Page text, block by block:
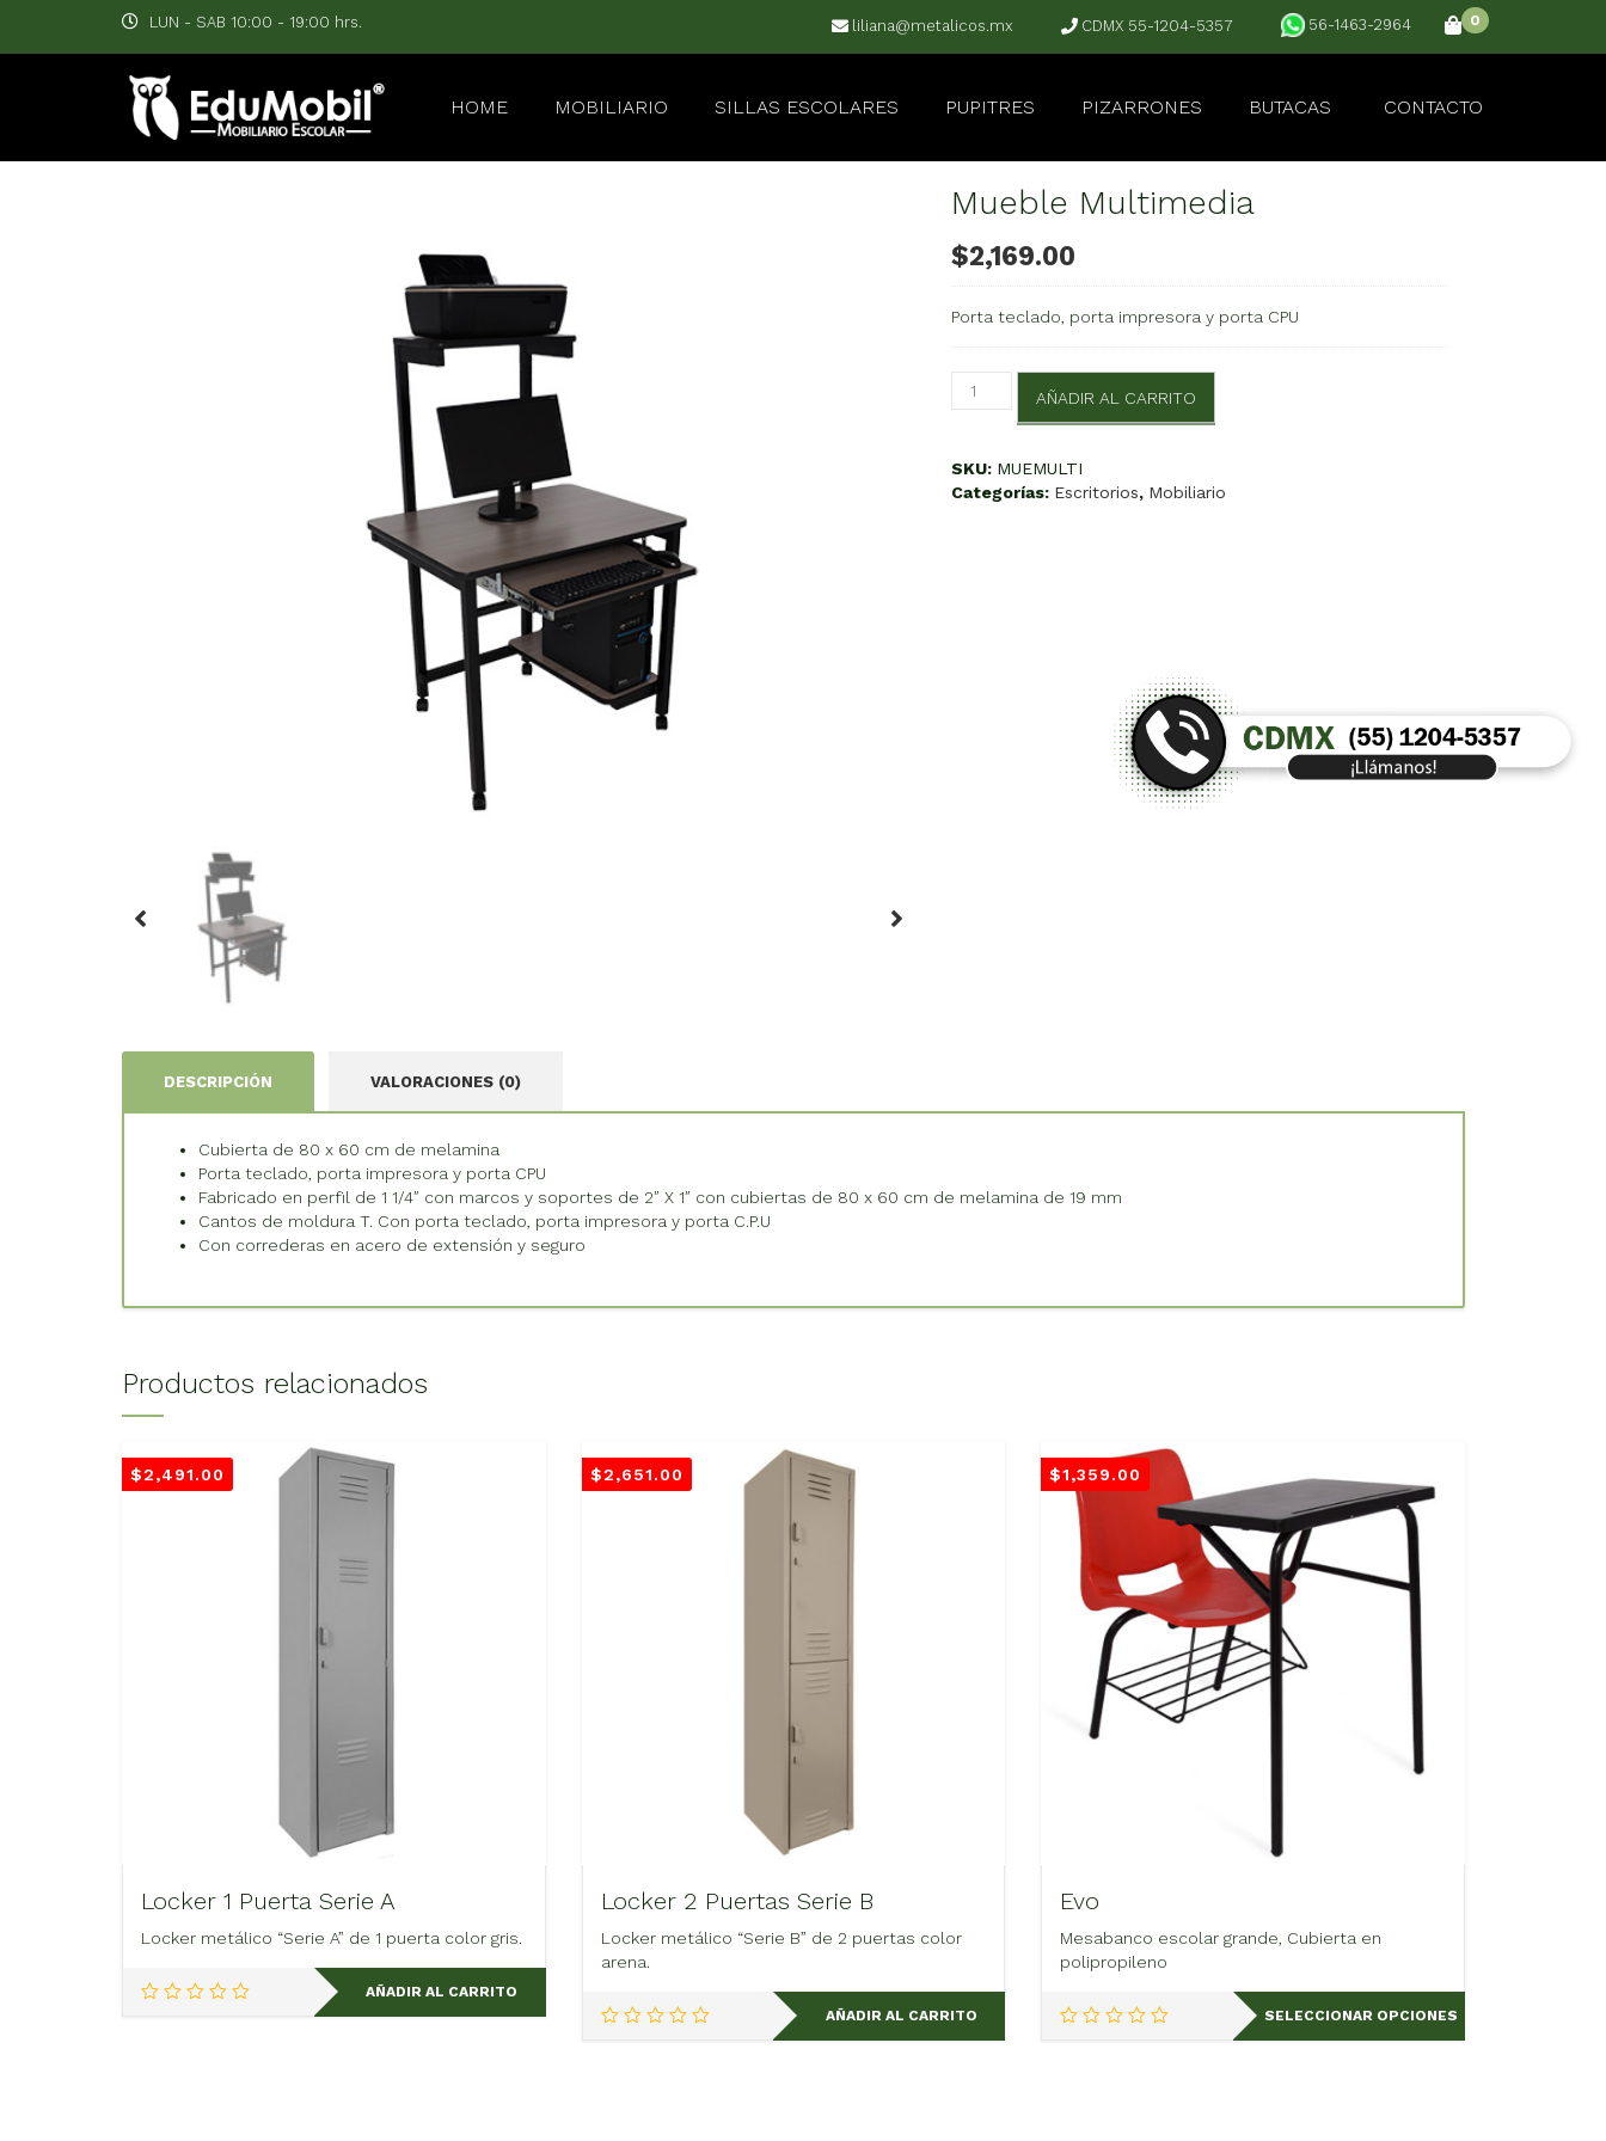
LUN - SAB 10:00 - 19:00 hrs. liliana@metalicos.mx CDMX 55-1204-5357 56-1463-2964 0
HOME MOBILIARIO SILLAS ESCOLARES PUPITRES PIZARRONES BUTACAS CONTACTO
Mueble Multimedia
$2,169.00
Porta teclado, porta impresora y porta CPU
Mueble
Multimedia
cantidad
AÑADIR AL CARRITO
SKU: MUEMULTI
Categorías: Escritorios, Mobiliario
DESCRIPCIÓN VALORACIONES (0)
Cubierta de 80 x 60 cm de melamina
Porta teclado, porta impresora y porta CPU
Fabricado en perfil de 1 1/4″ con marcos y soportes de 2″ X 1″ con cubiertas de 80 x 60 cm de melamina de 19 mm
Cantos de moldura T. Con porta teclado, porta impresora y porta C.P.U
Con correderas en acero de extensión y seguro
Productos relacionados
$2,491.00
Locker 1 Puerta Serie A
Locker metálico “Serie A” de 1 puerta color gris.
AÑADIR AL CARRITO
$2,651.00
Locker 2 Puertas Serie B
Locker metálico “Serie B” de 2 puertas color
arena.
AÑADIR AL CARRITO
$1,359.00
Evo
Mesabanco escolar grande, Cubierta en
polipropileno
SELECCIONAR OPCIONES
Este
producto